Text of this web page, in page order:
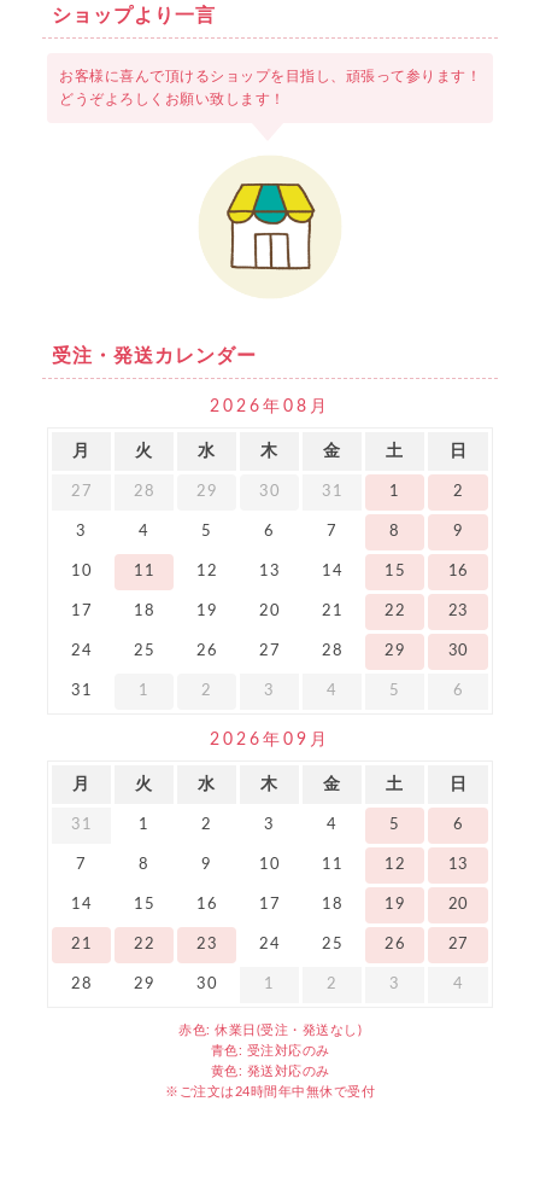
ショップより一言
お客様に喜んで頂けるショップを目指し、頑張って参ります！
どうぞよろしくお願い致します！
受注・発送カレンダー
2026年08月
月 火 水 木 金 土 日
27 28 29 30 31 1 2
3 4 5 6 7 8 9
10 11 12 13 14 15 16
17 18 19 20 21 22 23
24 25 26 27 28 29 30
31 1 2 3 4 5 6
2026年09月
月 火 水 木 金 土 日
31 1 2 3 4 5 6
7 8 9 10 11 12 13
14 15 16 17 18 19 20
21 22 23 24 25 26 27
28 29 30 1 2 3 4
赤色: 休業日(受注・発送なし)
青色: 受注対応のみ
黄色: 発送対応のみ
※ご注文は24時間年中無休で受付